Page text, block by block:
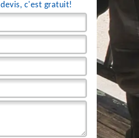
devis, c'est gratuit!